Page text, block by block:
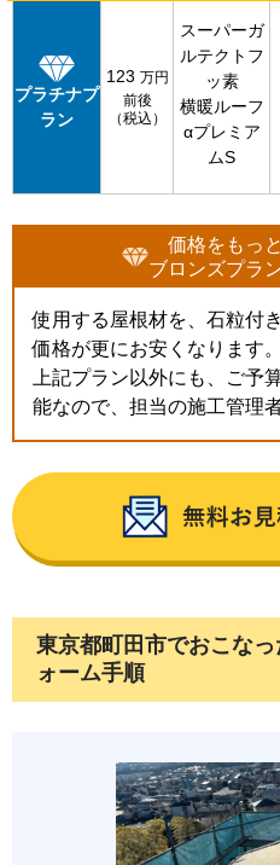
プラチナプ
ラン
123 万円
前後
（税込）
スーパーガ
ルテクトフ
ッ素
横暖ルーフ
αプレミア
ムS
価格をもっ
ブロンズプラ
使用する屋根材を、石粒付
価格が更にお安くなります。
上記プラン以外にも、ご予
能なので、担当の施工管理
東京都町田市でおこな
ォーム手順